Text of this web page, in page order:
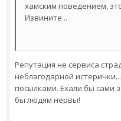
хамским поведением,
Извините...
Репутация не сервиса
неблагодарной
посылками. Ехали бы сами
бы людям нервы!